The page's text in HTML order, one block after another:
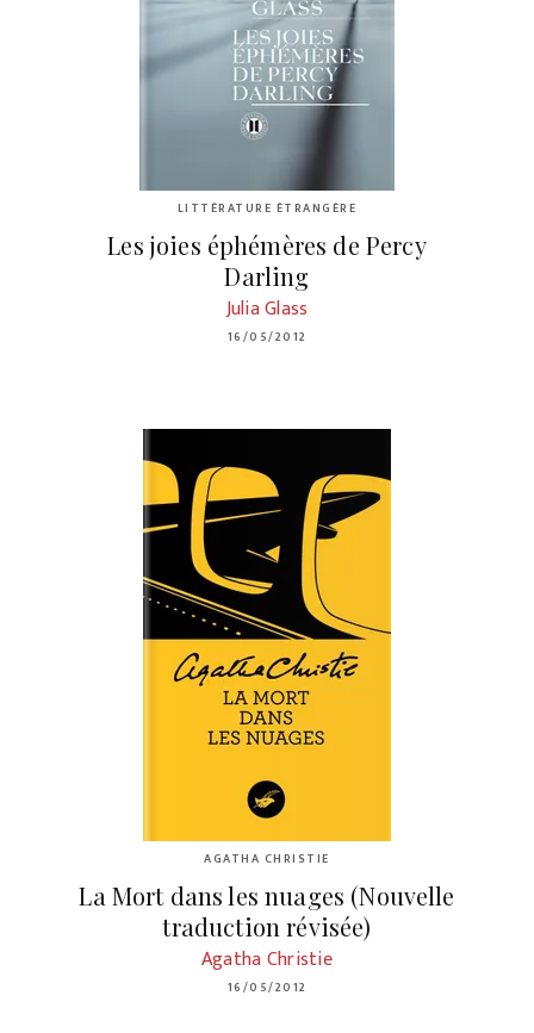
LITTÉRATURE ÉTRANGÈRE
Les joies éphémères de Percy
Darling
Julia Glass
16/05/2012
AGATHA CHRISTIE
La Mort dans les nuages (Nouvelle
traduction révisée)
Agatha Christie
16/05/2012